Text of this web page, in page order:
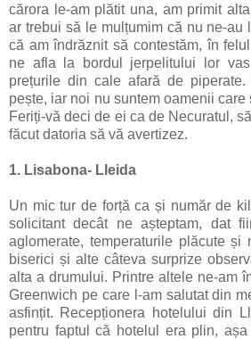
cărora le-am plătit una, am primit
ar trebui să le mulțumim că nu ne-au
că am îndrăznit să contestăm, în
ne afla la bordul jerpelitului lor
prețurile din cale afară de
pește, iar noi nu suntem oamenii
Feriți-vă deci de ei ca de Necuratul,
făcut datoria să vă avertizez.
1. Lisabona- Lleida
Un mic tur de forță ca și număr de
solicitant decât ne așteptam, dat
aglomerate, temperaturile plăcute și
biserici și alte câteva surprize
alta a drumului. Printre altele ne-am
Greenwich pe care l-am salutat din
asfințit. Recepționera hotelului din
pentru faptul că hotelul era plin,